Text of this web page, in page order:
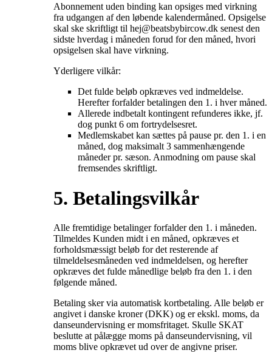
Abonnement uden binding kan opsiges med virkning
fra udgangen af den løbende kalendermåned. Opsigelse
skal ske skriftligt til hej@beatsbybircow.dk senest den
sidste hverdag i måneden forud for den måned, hvori
opsigelsen skal have virkning.
Yderligere vilkår:
Det fulde beløb opkræves ved indmeldelse.
Herefter forfalder betalingen den 1. i hver måned.
Allerede indbetalt kontingent refunderes ikke, jf.
dog punkt 6 om fortrydelsesret.
Medlemskabet kan sættes på pause pr. den 1. i en
måned, dog maksimalt 3 sammenhængende
måneder pr. sæson. Anmodning om pause skal
fremsendes skriftligt.
5. Betalingsvilkår
Alle fremtidige betalinger forfalder den 1. i måneden.
Tilmeldes Kunden midt i en måned, opkræves et
forholdsmæssigt beløb for det resterende af
tilmeldelsesmåneden ved indmeldelsen, og herefter
opkræves det fulde månedlige beløb fra den 1. i den
følgende måned.
Betaling sker via automatisk kortbetaling. Alle beløb er
angivet i danske kroner (DKK) og er ekskl. moms, da
danseundervisning er momsfritaget. Skulle SKAT
beslutte at pålægge moms på danseundervisning, vil
moms blive opkrævet ud over de angivne priser.